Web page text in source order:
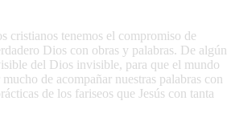
cristianos tenemos el compromiso de
Dios con obras y palabras. De algún
del Dios invisible, para que el mundo
de acompañar nuestras palabras con
de los fariseos que Jesús con tanta